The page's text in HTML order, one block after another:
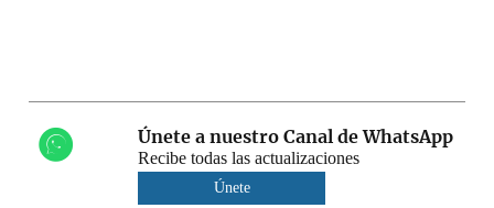
Únete a nuestro Canal de WhatsApp
Recibe todas las actualizaciones
Únete